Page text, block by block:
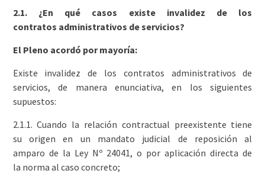
2.1. ¿En qué casos existe invalidez de los
contratos administrativos de servicios?
El Pleno acordó por mayoría:
Existe invalidez de los contratos administrativos de
servicios, de manera enunciativa, en los siguientes
supuestos:
2.1.1. Cuando la relación contractual preexistente tiene
su origen en un mandato judicial de reposición al
amparo de la Ley Nº 24041, o por aplicación directa de
la norma al caso concreto;